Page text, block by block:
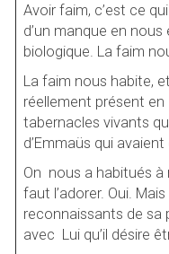
Avoir faim, c’est ce
d’un manque en
biologique. La faim
La faim nous habite,
réellement présent en
tabernacles vivants
d’Emmaüs qui
On nous a habitués à
faut l’adorer. Oui.
reconnaissants de sa
avec Lui qu’il désire